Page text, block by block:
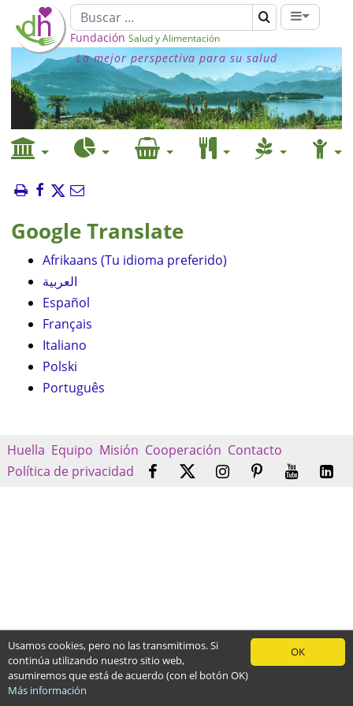
Fundación Salud y Alimentación
La mejor perspectiva para su salud
Google Translate
Afrikaans (Tu idioma preferido)
العربية
Español
Français
Italiano
Polski
Português
Huella Equipo Misión Cooperación Contacto
Política de privacidad
OK
Usamos cookies, pero no las transmitimos. Si
continúa utilizando nuestro sitio web,
asumiremos que está de acuerdo (con el botón OK)
Más información